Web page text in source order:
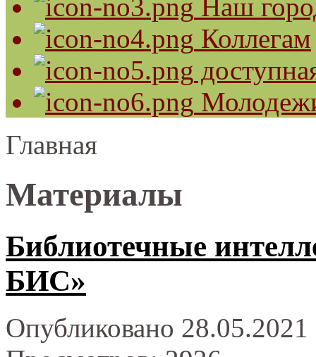
Наш
Коллегам
Главная
Материалы
Библиотечные
БИС»
Опубликовано